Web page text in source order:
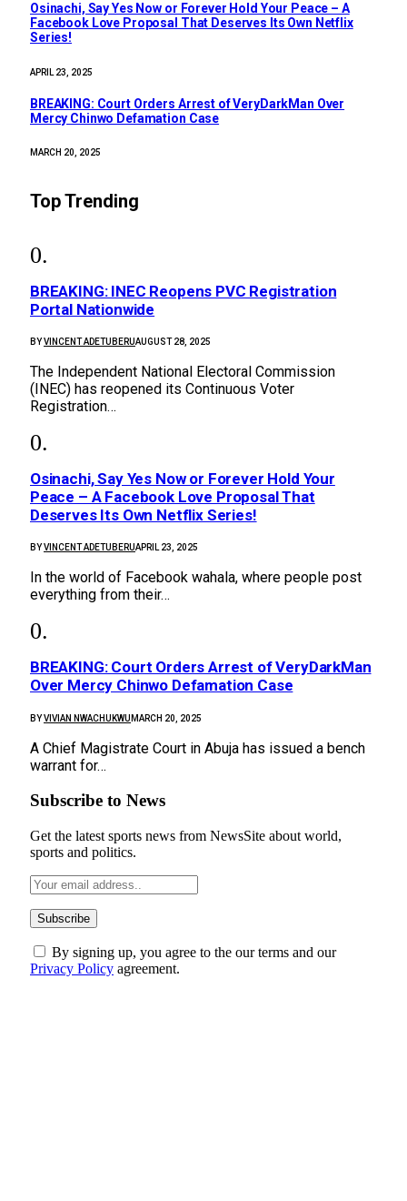
Osinachi, Say Yes Now or Forever Hold Your Peace – A
Facebook Love Proposal That Deserves Its Own Netflix
Series!
APRIL 23, 2025
BREAKING: Court Orders Arrest of VeryDarkMan Over
Mercy Chinwo Defamation Case
MARCH 20, 2025
Top Trending
BREAKING: INEC Reopens PVC Registration
Portal Nationwide
BYVINCENT ADETUBERUAUGUST 28, 2025
The Independent National Electoral Commission
(INEC) has reopened its Continuous Voter
Registration…
Osinachi, Say Yes Now or Forever Hold Your
Peace – A Facebook Love Proposal That
Deserves Its Own Netflix Series!
BYVINCENT ADETUBERUAPRIL 23, 2025
In the world of Facebook wahala, where people post
everything from their…
BREAKING: Court Orders Arrest of VeryDarkMan
Over Mercy Chinwo Defamation Case
BYVIVIAN NWACHUKWU MARCH 20, 2025
A Chief Magistrate Court in Abuja has issued a bench
warrant for…
Subscribe to News
Get the latest sports news from NewsSite about world,
sports and politics.
By signing up, you agree to the our terms and our
Privacy Policy agreement.